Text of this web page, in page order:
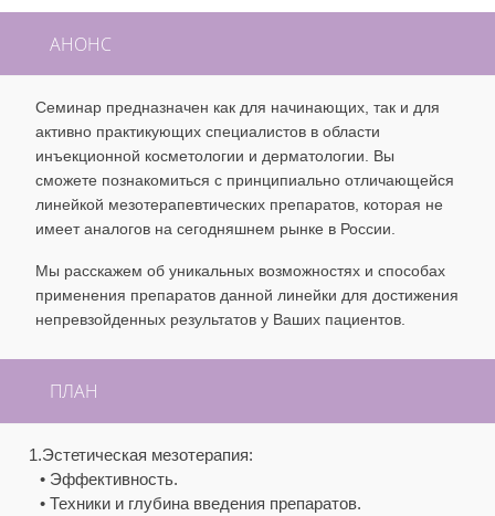
АНОНС
Семинар предназначен как для начинающих, так и для
активно практикующих специалистов в области
инъекционной косметологии и дерматологии. Вы
сможете познакомиться с принципиально отличающейся
линейкой мезотерапевтических препаратов, которая не
имеет аналогов на сегодняшнем рынке в России.
Мы расскажем об уникальных возможностях и способах
применения препаратов данной линейки для достижения
непревзойденных результатов у Ваших пациентов.
ПЛАН
1.Эстетическая мезотерапия:
• Эффективность.
• Техники и глубина введения препаратов.